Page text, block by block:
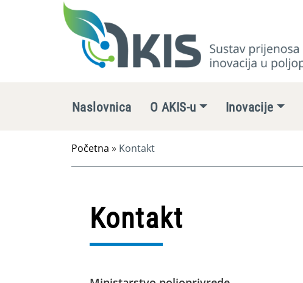
Naslovnica O AKIS-u Inovacije
Početna » Kontakt
Kontakt